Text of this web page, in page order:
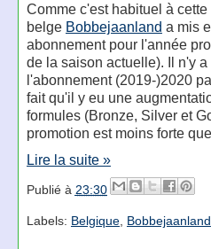
Comme c'est habituel à
belge Bobbejaanland a mis
abonnement pour l'année
de la saison actuelle). Il n'y
l'abonnement (2019-)2020
fait qu'il y eu une
formules (Bronze, Silver et
promotion est moins forte
Lire la suite »
Publié à 23:30
Labels: Belgique, Bobbejaanland